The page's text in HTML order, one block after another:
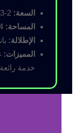
السعة:
المساحة:
الإطلالة:
المميزات:
خدمة